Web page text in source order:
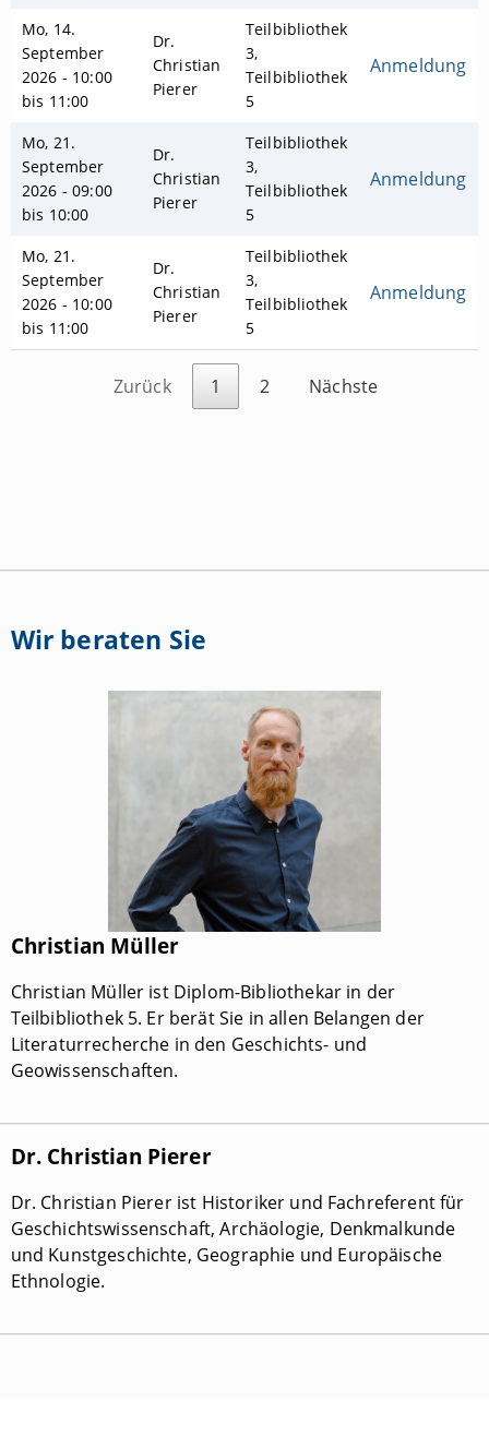
Mo, 14.
September
2026 - 10:00
bis 11:00
Dr.
Christian
Pierer
Teilbibliothek
3,
Teilbibliothek
5
Anmeldung
Mo, 21.
September
2026 - 09:00
bis 10:00
Dr.
Christian
Pierer
Teilbibliothek
3,
Teilbibliothek
5
Anmeldung
Mo, 21.
September
2026 - 10:00
bis 11:00
Dr.
Christian
Pierer
Teilbibliothek
3,
Teilbibliothek
5
Anmeldung
Zurück 1 2 Nächste
Wir beraten Sie
Christian Müller
Christian Müller ist Diplom-Bibliothekar in der
Teilbibliothek 5. Er berät Sie in allen Belangen der
Literaturrecherche in den Geschichts- und
Geowissenschaften.
Dr. Christian Pierer
Dr. Christian Pierer ist Historiker und Fachreferent für
Geschichtswissenschaft, Archäologie, Denkmalkunde
und Kunstgeschichte, Geographie und Europäische
Ethnologie.